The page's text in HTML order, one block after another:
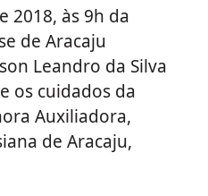
2018, às 9h da
de Aracaju
Leandro da Silva
os cuidados da
Auxiliadora,
de Aracaju,